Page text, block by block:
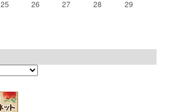
25 26 27 28
29